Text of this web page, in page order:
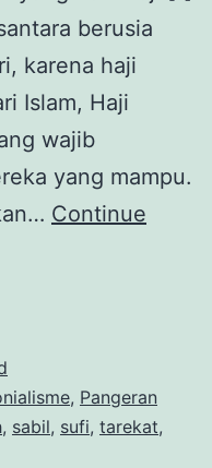
berusia
karena haji
Islam, Haji
wajib
yang mampu.
Continue
, Pangeran
, sabil, sufi, tarekat,